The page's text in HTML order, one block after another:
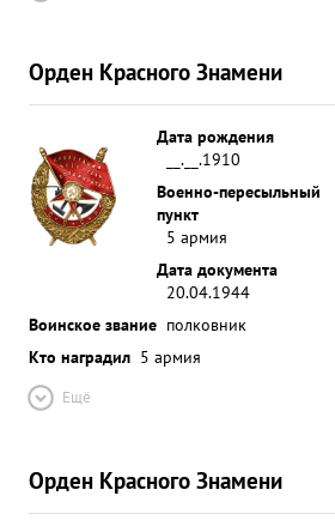
Орден Красного Знамени
Дата рождения
__.__.1910
Военно-пересыльный
пункт
5 армия
Дата документа
20.04.1944
Воинское звание полковник
Кто наградил 5 армия
Ещё
Орден Красного Знамени